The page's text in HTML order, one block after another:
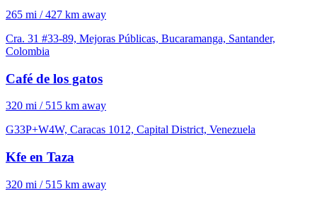
265 mi / 427 km away
Cra. 31 #33-89, Mejoras Públicas, Bucaramanga, Santander,
Colombia
Café de los gatos
320 mi / 515 km away
G33P+W4W, Caracas 1012, Capital District, Venezuela
Kfe en Taza
320 mi / 515 km away